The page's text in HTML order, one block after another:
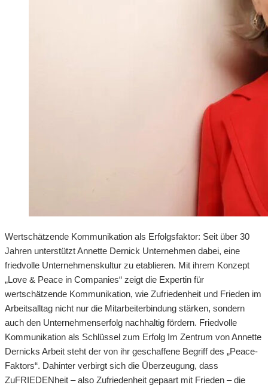
Wertschätzende Kommunikation als Erfolgsfaktor: Seit über 30
Jahren unterstützt Annette Dernick Unternehmen dabei, eine
friedvolle Unternehmenskultur zu etablieren. Mit ihrem Konzept
„Love & Peace in Companies“ zeigt die Expertin für
wertschätzende Kommunikation, wie Zufriedenheit und Frieden im
Arbeitsalltag nicht nur die Mitarbeiterbindung stärken, sondern
auch den Unternehmenserfolg nachhaltig fördern. Friedvolle
Kommunikation als Schlüssel zum Erfolg Im Zentrum von Annette
Dernicks Arbeit steht der von ihr geschaffene Begriff des „Peace-
Faktors“. Dahinter verbirgt sich die Überzeugung, dass
ZuFRIEDENheit – also Zufriedenheit gepaart mit Frieden – die